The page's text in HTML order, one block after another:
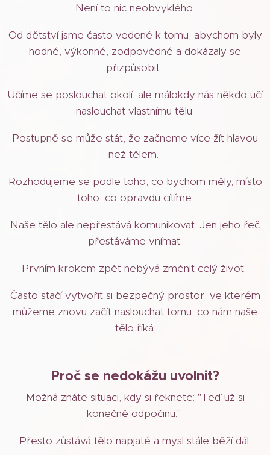
Není to nic neobvyklého.
Od dětství jsme často vedené k tomu, abychom byly
hodné, výkonné, zodpovědné a dokázaly se
přizpůsobit.
Učíme se poslouchat okolí, ale málokdy nás někdo učí
naslouchat vlastnímu tělu.
Postupně se může stát, že začneme více žít hlavou
než tělem.
Rozhodujeme se podle toho, co bychom měly, místo
toho, co opravdu cítíme.
Naše tělo ale nepřestává komunikovat. Jen jeho řeč
přestáváme vnímat.
Prvním krokem zpět nebývá změnit celý život.
Často stačí vytvořit si bezpečný prostor, ve kterém
můžeme znovu začít naslouchat tomu, co nám naše
tělo říká.
Proč se nedokážu uvolnit?
Možná znáte situaci, kdy si řeknete: "Teď už si
konečně odpočinu."
Přesto zůstává tělo napjaté a mysl stále běží dál.